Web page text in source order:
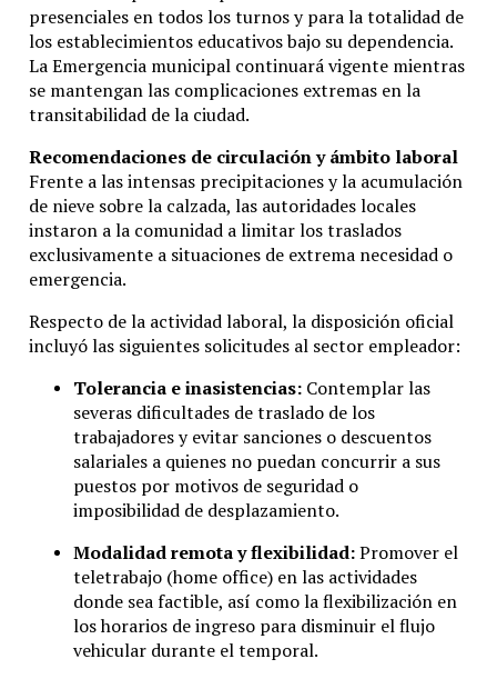
presenciales en todos los turnos y para la totalidad de
los establecimientos educativos bajo su dependencia.
La Emergencia municipal continuará vigente mientras
se mantengan las complicaciones extremas en la
transitabilidad de la ciudad.
Recomendaciones de circulación y ámbito laboral
Frente a las intensas precipitaciones y la acumulación
de nieve sobre la calzada, las autoridades locales
instaron a la comunidad a limitar los traslados
exclusivamente a situaciones de extrema necesidad o
emergencia.
Respecto de la actividad laboral, la disposición oficial
incluyó las siguientes solicitudes al sector empleador:
Tolerancia e inasistencias:Contemplar las
severas dificultades de traslado de los
trabajadores y evitar sanciones o descuentos
salariales a quienes no puedan concurrir a sus
puestos por motivos de seguridad o
imposibilidad de desplazamiento.
Modalidad remota y flexibilidad:Promover el
teletrabajo (home office) en las actividades
donde sea factible, así como la flexibilización en
los horarios de ingreso para disminuir el flujo
vehicular durante el temporal.